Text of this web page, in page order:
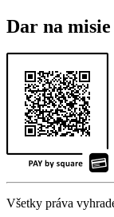
Dar na misie
Všetky práva